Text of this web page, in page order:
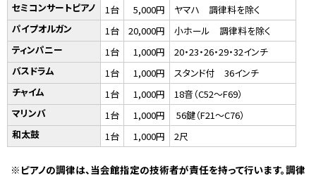
セミコンサートピアノ
1台 5,000円
ヤマハ 調律料を除く
パイプオルガン
1台 20,000円
小ホール 調律料を除く
ティンパニー
1台 1,000円
20・23・26・29・32インチ
バスドラム
1台 1,000円
スタンド付 36インチ
チャイム
1台 1,000円
18音（C52～F69）
マリンバ
1台 1,000円
56鍵（F21～C76）
和太鼓
1台 1,000円 2尺
※ピアノの調律は、当会館指定の技術者が責任を持って行います。調律